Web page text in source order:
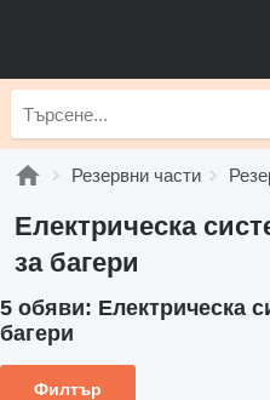
Резервни части
Електрическа
за багери
5 обяви: Електрическа
багери
Филтър